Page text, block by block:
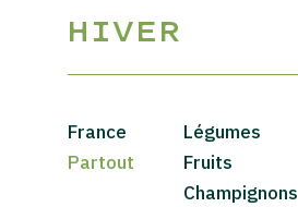
HIVER
France
Partout
Légumes
Fruits
Champignons